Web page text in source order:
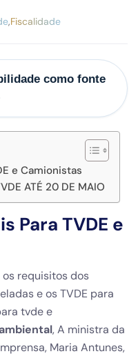
,Fiscalidade
como fonte
e Camionistas
ATÉ 20 DE MAIO
Para TVDE e
requisitos dos
e os TVDE para
tvde e
, A ministra da
Maria Antunes,